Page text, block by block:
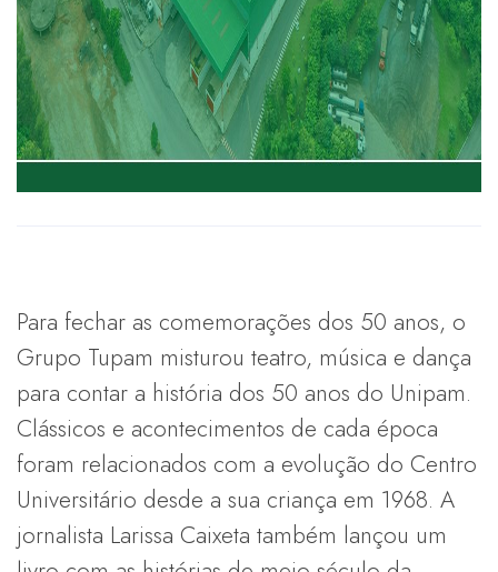
Para fechar as comemorações dos 50 anos, o
Grupo Tupam misturou teatro, música e dança
para contar a história dos 50 anos do Unipam.
Clássicos e acontecimentos de cada época
foram relacionados com a evolução do Centro
Universitário desde a sua criança em 1968. A
jornalista Larissa Caixeta também lançou um